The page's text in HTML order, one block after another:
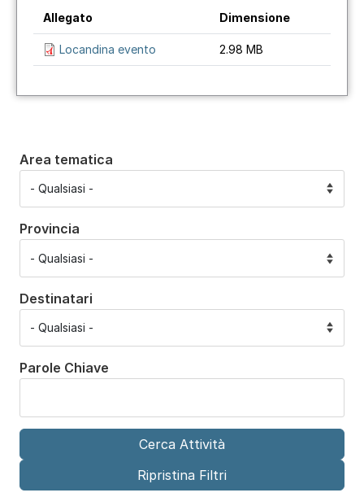
Allegato Dimensione
Locandina evento 2.98 MB
Area tematica
Provincia
Destinatari
Parole Chiave